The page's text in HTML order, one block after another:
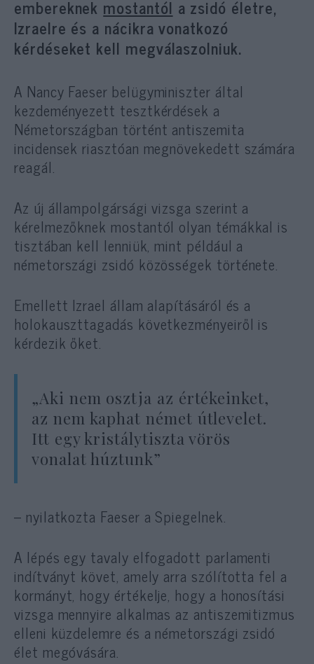
embereknek mostantól a zsidó életre,
Izraelre és a nácikra vonatkozó
kérdéseket kell megválaszolniuk.
A Nancy Faeser belügyminiszter által
kezdeményezett tesztkérdések a
Németországban történt antiszemita
incidensek riasztóan megnövekedett számára
reagál.
Az új állampolgársági vizsga szerint a
kérelmezőknek mostantól olyan témákkal is
tisztában kell lenniük, mint például a
németországi zsidó közösségek története.
Emellett Izrael állam alapításáról és a
holokauszttagadás következményeiről is
kérdezik őket.
„Aki nem osztja az értékeinket,
az nem kaphat német útlevelet.
Itt egy kristálytiszta vörös
vonalat húztunk”
– nyilatkozta Faeser a Spiegelnek.
A lépés egy tavaly elfogadott parlamenti
indítványt követ, amely arra szólította fel a
kormányt, hogy értékelje, hogy a honosítási
vizsga mennyire alkalmas az antiszemitizmus
elleni küzdelemre és a németországi zsidó
élet megóvására.